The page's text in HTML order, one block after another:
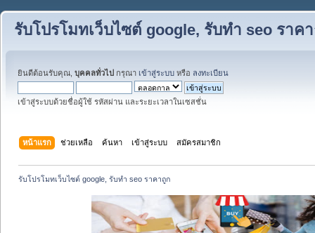
รับโปรโมทเว็บไซต์ google, รับทำ seo ราค
ยินดีต้อนรับคุณ, บุคคลทั่วไป กรุณา เข้าสู่ระบบ หรือ ลงทะเบียน
เข้าสู่ระบบด้วยชื่อผู้ใช้ รหัสผ่าน และระยะเวลาในเซสชั่น
หน้าแรก ช่วยเหลือ ค้นหา เข้าสู่ระบบ สมัครสมาชิก
รับโปรโมทเว็บไซต์ google, รับทำ seo ราคาถูก